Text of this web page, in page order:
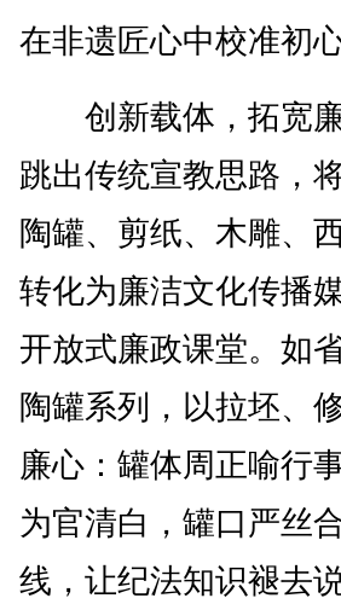
在非遗匠心中校准初
创新载体，拓宽廉
跳出传统宣教思路，
陶罐、剪纸、木雕、
转化为廉洁文化传播
开放式廉政课堂。如
陶罐系列，以拉坯、
廉心：罐体周正喻行
为官清白，罐口严丝
线，让纪法知识褪去